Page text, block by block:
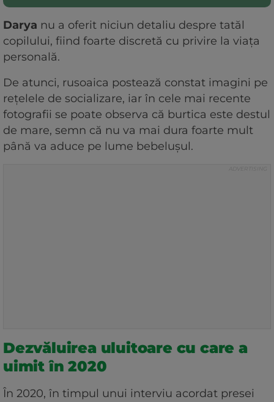
Darya nu a oferit niciun detaliu despre tatăl
copilului, fiind foarte discretă cu privire la viața
personală.
De atunci, rusoaica postează constat imagini pe
rețelele de socializare, iar în cele mai recente
fotografii se poate observa că burtica este destul
de mare, semn că nu va mai dura foarte mult
până va aduce pe lume bebelușul.
Dezvăluirea uluitoare cu care a
uimit în 2020
În 2020, în timpul unui interviu acordat presei